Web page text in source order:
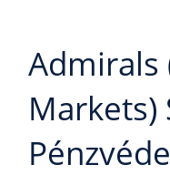
Admirals
Markets)